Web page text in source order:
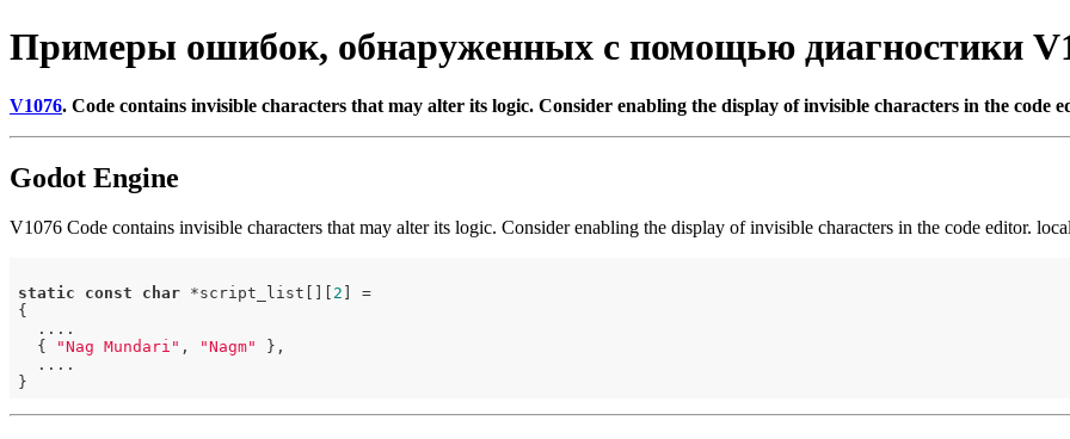
Примеры ошибок, обнаруженных с помощью диагностики
V1076. Code contains invisible characters that may alter its logic. Consider enabling the display of invisible characters in the code
Godot Engine
V1076 Code contains invisible characters that may alter its logic. Consider enabling the display of invisible characters in the code editor.
static const char *script_list[][ 2 ] =
{
  ....
  {
"​Nag Mundari" , "Nagm" },
  ....